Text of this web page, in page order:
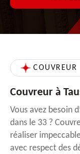
Couvreur à
Vous avez besoin
dans le 33 ?
réaliser
avec respect des